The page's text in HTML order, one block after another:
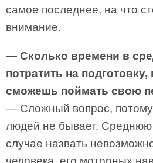
самое последнее, на что
внимание.
— Сколько времени в
потратить на
сможешь поймать свою
— Сложный вопрос, потому
людей не бывает. Среднюю
случае назвать